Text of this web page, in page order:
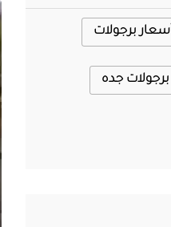
برجولات
برجولات جده